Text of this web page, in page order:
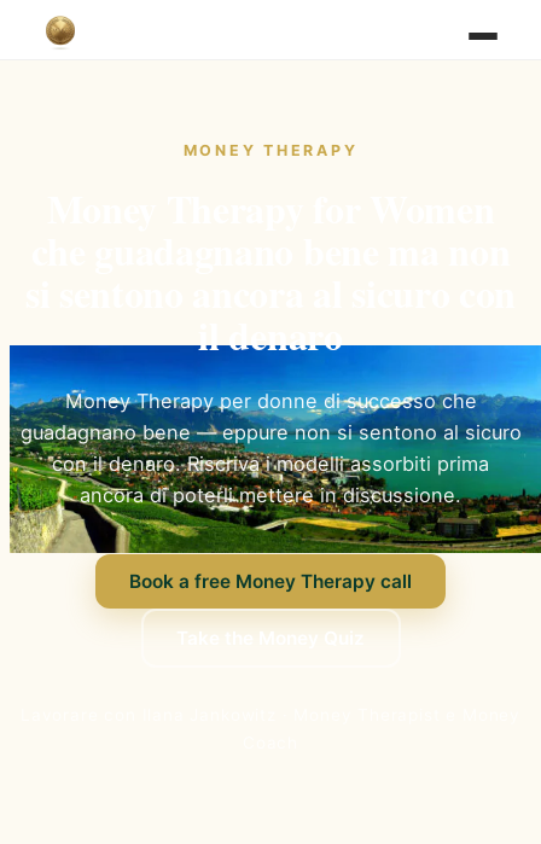
MONEY THERAPY
il denaro
Money Therapy per donne di successo che
guadagnano bene — eppure non si sentono al sicuro
con il denaro. Riscriva i modelli assorbiti prima
ancora di poterli mettere in discussione.
Book a free Money Therapy call
Take the Money Quiz